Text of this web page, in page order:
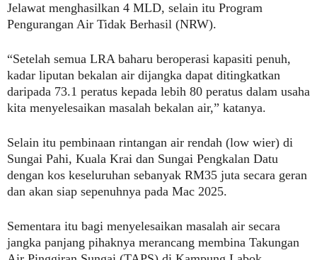
Jelawat menghasilkan 4 MLD, selain itu Program
Pengurangan Air Tidak Berhasil (NRW).
“Setelah semua LRA baharu beroperasi kapasiti penuh,
kadar liputan bekalan air dijangka dapat ditingkatkan
daripada 73.1 peratus kepada lebih 80 peratus dalam usaha
kita menyelesaikan masalah bekalan air,” katanya.
Selain itu pembinaan rintangan air rendah (low wier) di
Sungai Pahi, Kuala Krai dan Sungai Pengkalan Datu
dengan kos keseluruhan sebanyak RM35 juta secara geran
dan akan siap sepenuhnya pada Mac 2025.
Sementara itu bagi menyelesaikan masalah air secara
jangka panjang pihaknya merancang membina Takungan